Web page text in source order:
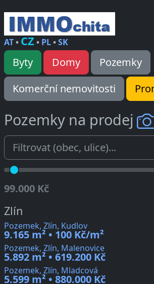
AT• CZ • PL•SK
Byty Domy
Pozemky
Komerční nemovitosti
Pozemky na prodej
99.000 Kč
Zlín
Pozemek, Zlín, Kudlov
9.165 m² • 100 Kč/m²
Pozemek, Zlín, Malenovice
5.892 m² • 619.200 Kč
Pozemek, Zlín, Mladcová
5.599 m² • 880.000 Kč